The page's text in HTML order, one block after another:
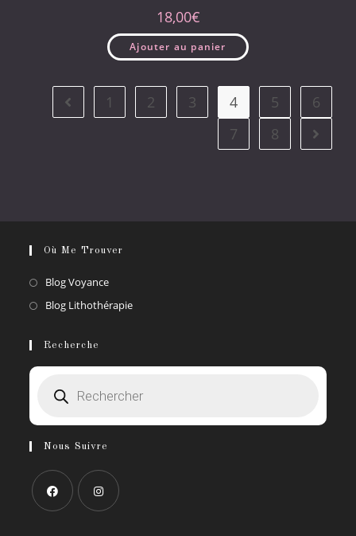
18,00€
Ajouter au panier
1 2 3 4 5
6
7
8
Où Me Trouver
Blog VoyanceS’ouvre
dans
Blog LithothérapieS’ouvre
nouvel
Recherche
produits
Nous Suivre